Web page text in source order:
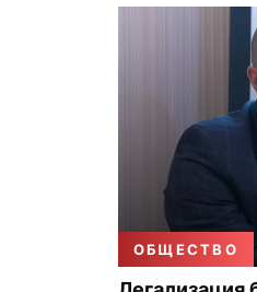
ОБЩЕСТВО